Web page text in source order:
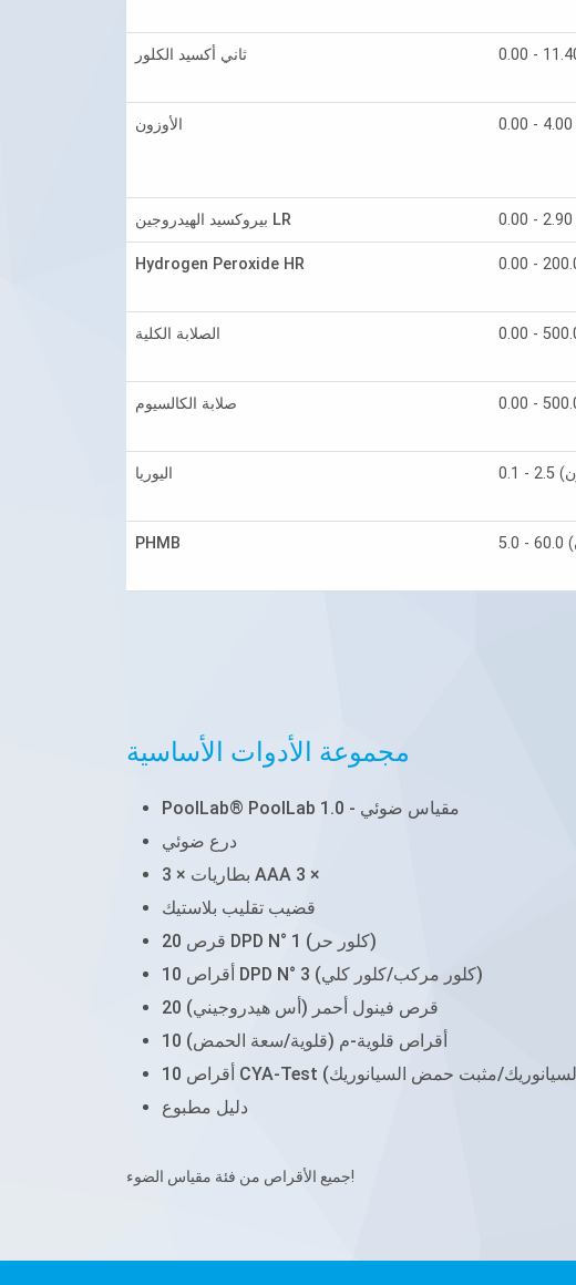
ثاني أكسيد الكلور
الأوزون
بيروكسيد الهيدروجين LR
Hydrogen Peroxide HR
الصلابة الكلية
صلابة الكالسيوم
اليوريا
PHMB
مجموعة الأدوات الأساسية
PoolLab® PoolLab 1.0 - مقياس ضوئي
درع ضوئي
3 × بطاريات AAA 3 ×
قضيب تقليب بلاستيك
20 قرص DPD N° 1 (كلور حر)
10 أقراص DPD N° 3 (كلور مركب/كلور كلي)
20 قرص فينول أحمر (أس هيدروجيني)
10 أقراص قلوية-م (قلوية/سعة الحمض)
دليل مطبوع
جميع الأقراص من فئة مقياس الضوء!